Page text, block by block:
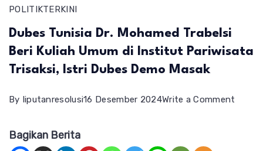
POLITIKTERKINI
Dubes Tunisia Dr. Mohamed Trabelsi
Beri Kuliah Umum di Institut Pariwisata
Trisaksi, Istri Dubes Demo Masak
By liputanresolusi16 Desember 2024Write a Comment
Bagikan Berita